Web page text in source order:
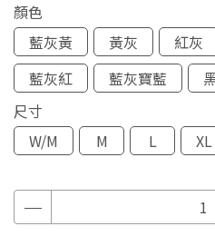
顏色
藍灰黃
黃灰 紅灰
藍灰紅
藍灰寶藍
尺寸
W/M
M L XL